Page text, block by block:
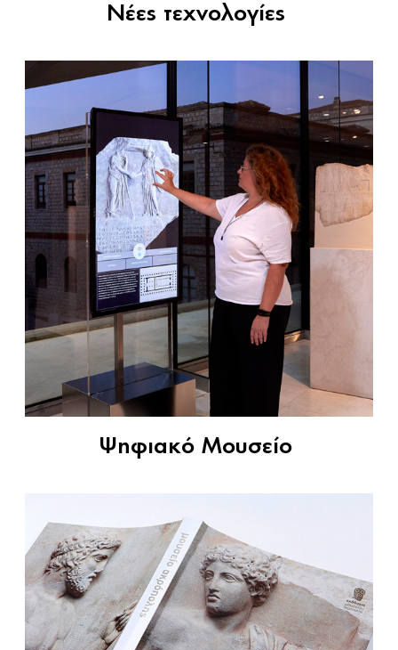
Νέες τεχνολογίες
Ψηφιακό Μουσείο